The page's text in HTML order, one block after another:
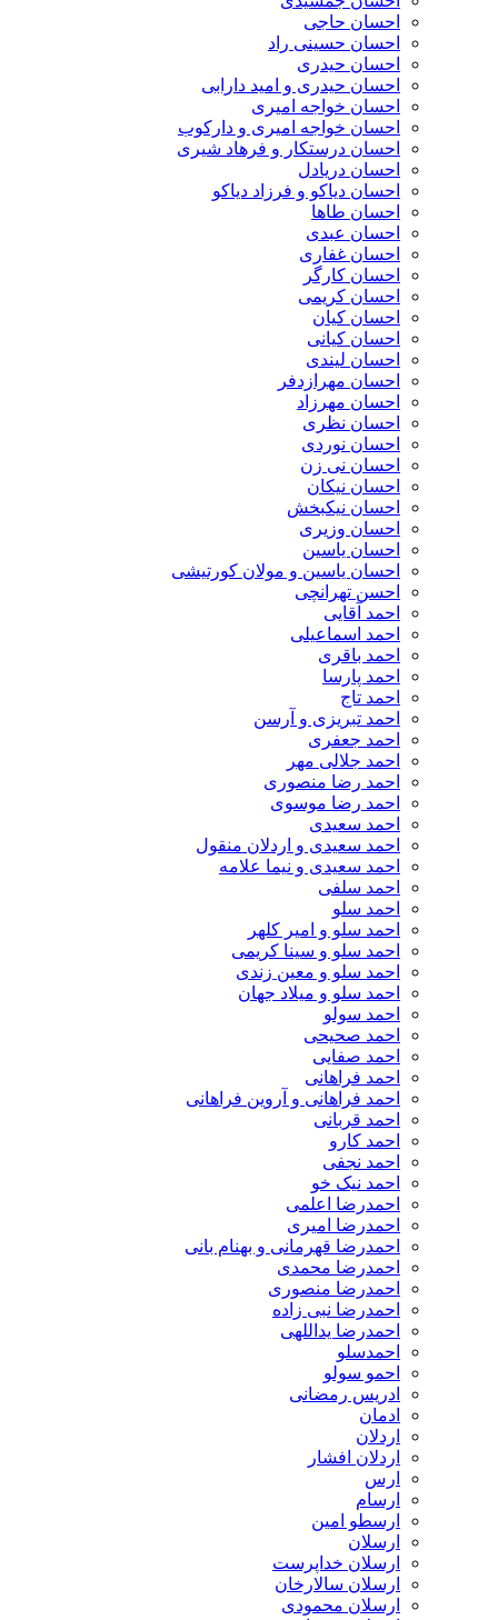
احسان حاجی
احسان حسینی راد
احسان حیدری
احسان حیدری و امید دارابی
احسان خواجه امیری
احسان خواجه امیری و دارکوب
احسان درستكار و فرهاد شيرى
احسان دریادل
احسان دیاکو و فرزاد دیاکو
احسان طاها
احسان عبدی
احسان غفاری
احسان کارگر
احسان کریمی
احسان کیان
احسان کیانی
احسان لیندی
احسان مهرازدفر
احسان مهرزاد
احسان نظری
احسان نوردی
احسان نی زن
احسان نیکان
احسان نیکبخش
احسان وزیری
احسان یاسین
احسان یاسین و مولان کورتیشی
احسن تهرانچی
احمد آقایی
احمد اسماعیلی
احمد باقری
احمد پارسا
احمد تاج
احمد تبریزی و آرسن
احمد جعفری
احمد جلالی مهر
احمد رضا منصوری
احمد رضا موسوی
احمد سعیدی
احمد سعیدی و اردلان منقول
احمد سعیدی و نیما علامه
احمد سلفی
احمد سلو
احمد سلو و امیر کلهر
احمد سلو و سینا کریمی
احمد سلو و معین زندی
احمد سلو و میلاد جهان
احمد سولو
احمد صحیحی
احمد صفایی
احمد فراهانی
احمد فراهانی و آروین فراهانی
احمد قربانی
احمد کارو
احمد نجفی
احمد نیک خو
احمدرضا اعلمی
احمدرضا امیری
احمدرضا قهرمانی و بهنام بانی
احمدرضا محمدی
احمدرضا منصوری
احمدرضا نبی زاده
احمدرضا یداللهی
احمدسلو
احمو سولو
ادریس رمضانی
ادمان
اردلان
اردلان افشار
ارس
ارسام
ارسطو امین
ارسلان
ارسلان خداپرست
ارسلان سالارخان
ارسلان محمودی